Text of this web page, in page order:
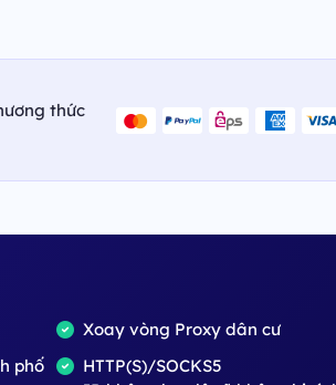
thức
Xoay vòng Proxy dân cư
phố
HTTP(S)/SOCKS5